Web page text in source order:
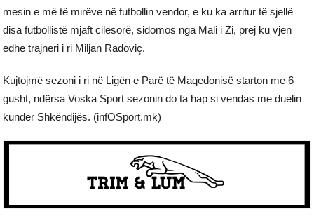
mesin e më të mirëve në futbollin vendor, e ku ka arritur të sjellë
disa futbollistë mjaft cilësorë, sidomos nga Mali i Zi, prej ku vjen
edhe trajneri i ri Miljan Radoviç.
Kujtojmë sezoni i ri në Ligën e Parë të Maqedonisë starton me 6
gusht, ndërsa Voska Sport sezonin do ta hap si vendas me duelin
kundër Shkëndijës. (infOSport.mk)